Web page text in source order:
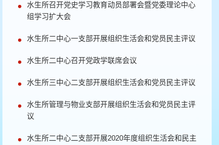
水生所召开党史学习教育动员部署会暨党委理论中心
组学习扩大会
水生所二中心一支部开展组织生活会和党员民主评议
水生所二中心召开党政学联席会议
水生所三中心二支部开展组织生活会和党员民主评议
水生所管理与物业支部开展组织生活会和党员民主评
议
水生所二中心二支部开展2020年度组织生活会和民主